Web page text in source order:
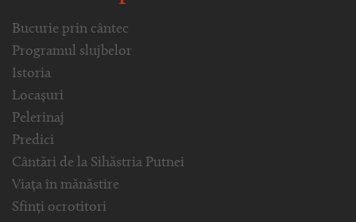
Bucurie prin cântec
Programul slujbelor
Istoria
Locașuri
Pelerinaj
Predici
Cântări de la Sihăstria Putnei
Viața în mănăstire
Sfinți ocrotitori